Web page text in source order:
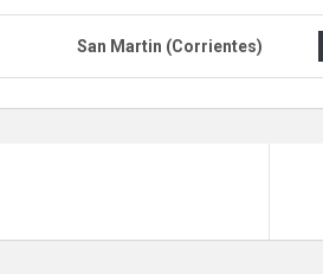
San Martin (Corrientes)